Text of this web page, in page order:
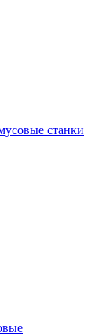
станки